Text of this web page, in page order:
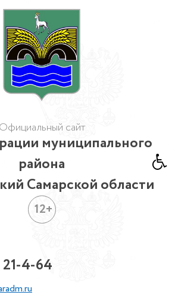
Официальный сайт
муниципального
района
Самарской области
12+
4-64